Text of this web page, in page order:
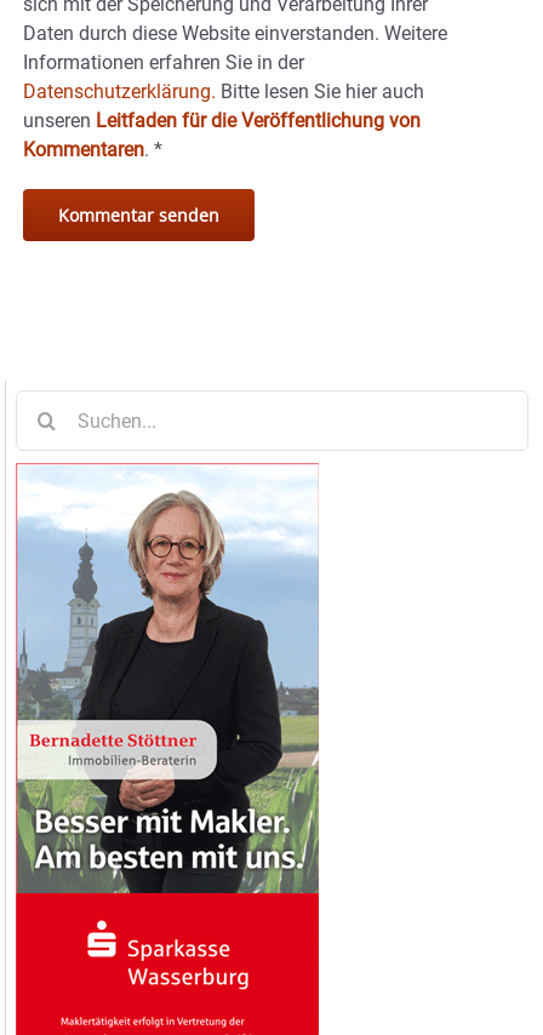
sich mit der Speicherung und Verarbeitung Ihrer
Daten durch diese Website einverstanden. Weitere
Informationen erfahren Sie in der
Datenschutzerklärung. Bitte lesen Sie hier auch
unseren Leitfaden für die Veröffentlichung von
Kommentaren. *
nach: